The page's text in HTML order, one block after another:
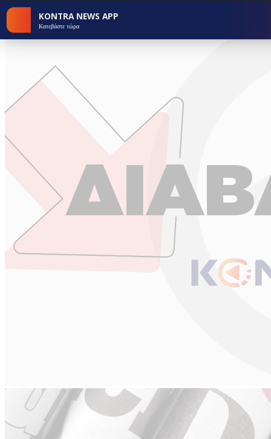
KONTRA NEWS APP
Κατεβάστε τώρα